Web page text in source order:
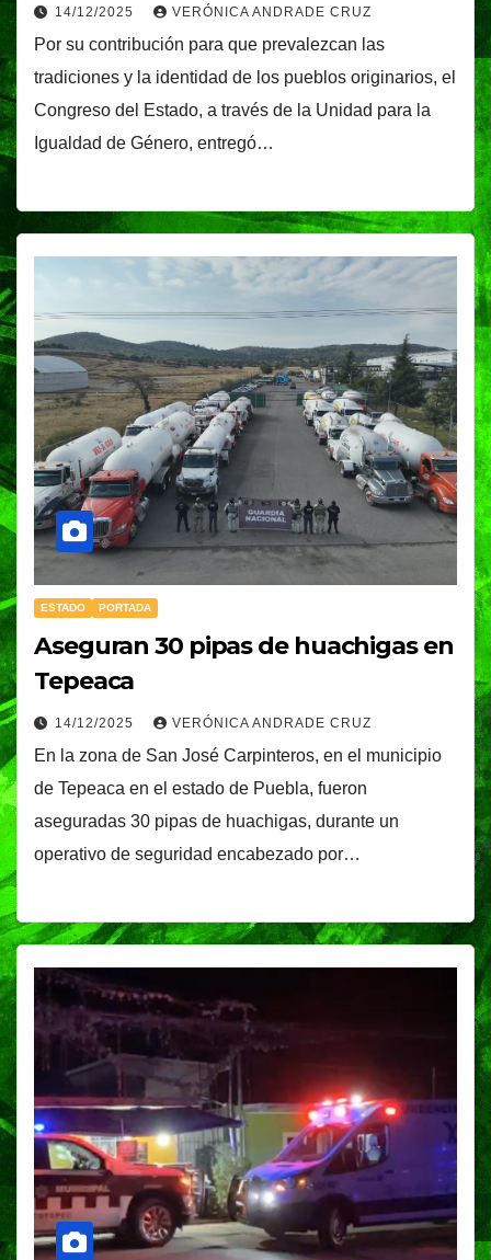
14/12/2025 VERÓNICA ANDRADE CRUZ
Por su contribución para que prevalezcan las
tradiciones y la identidad de los pueblos originarios, el
Congreso del Estado, a través de la Unidad para la
Igualdad de Género, entregó…
ESTADO PORTADA
Aseguran 30 pipas de huachigas en
Tepeaca
14/12/2025 VERÓNICA ANDRADE CRUZ
En la zona de San José Carpinteros, en el municipio
de Tepeaca en el estado de Puebla, fueron
aseguradas 30 pipas de huachigas, durante un
operativo de seguridad encabezado por…